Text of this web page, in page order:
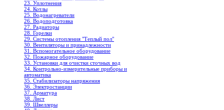
23. Уплотнения
24. Котлы
25. Водонагреватели
26. Водоподготовка
27. Радиаторы
28. Горелки
29. Системы отопления "Теплый пол"
30. Вентиляторы и принадлежности
31. Вспомогательное оборудование
32. Пожарное оборудование
33. Установки для очистки сточных вод
34. Контрольно-измерительные приборы и
автоматика
35. Стабилизаторы напряжения
36. Электростанции
37. Арматура
38. Лист
39. Швеллеры